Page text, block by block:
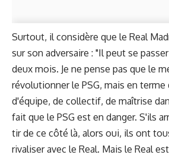
Surtout, il considère que le Real
sur son adversaire : "Il peut se
deux mois. Je ne pense pas que le
révolutionner le PSG, mais en terme
d'équipe, de collectif, de maîtrise
fait que le PSG est en danger. S'ils
tir de ce côté là, alors oui, ils ont
rivaliser avec le Real. Mais le Real